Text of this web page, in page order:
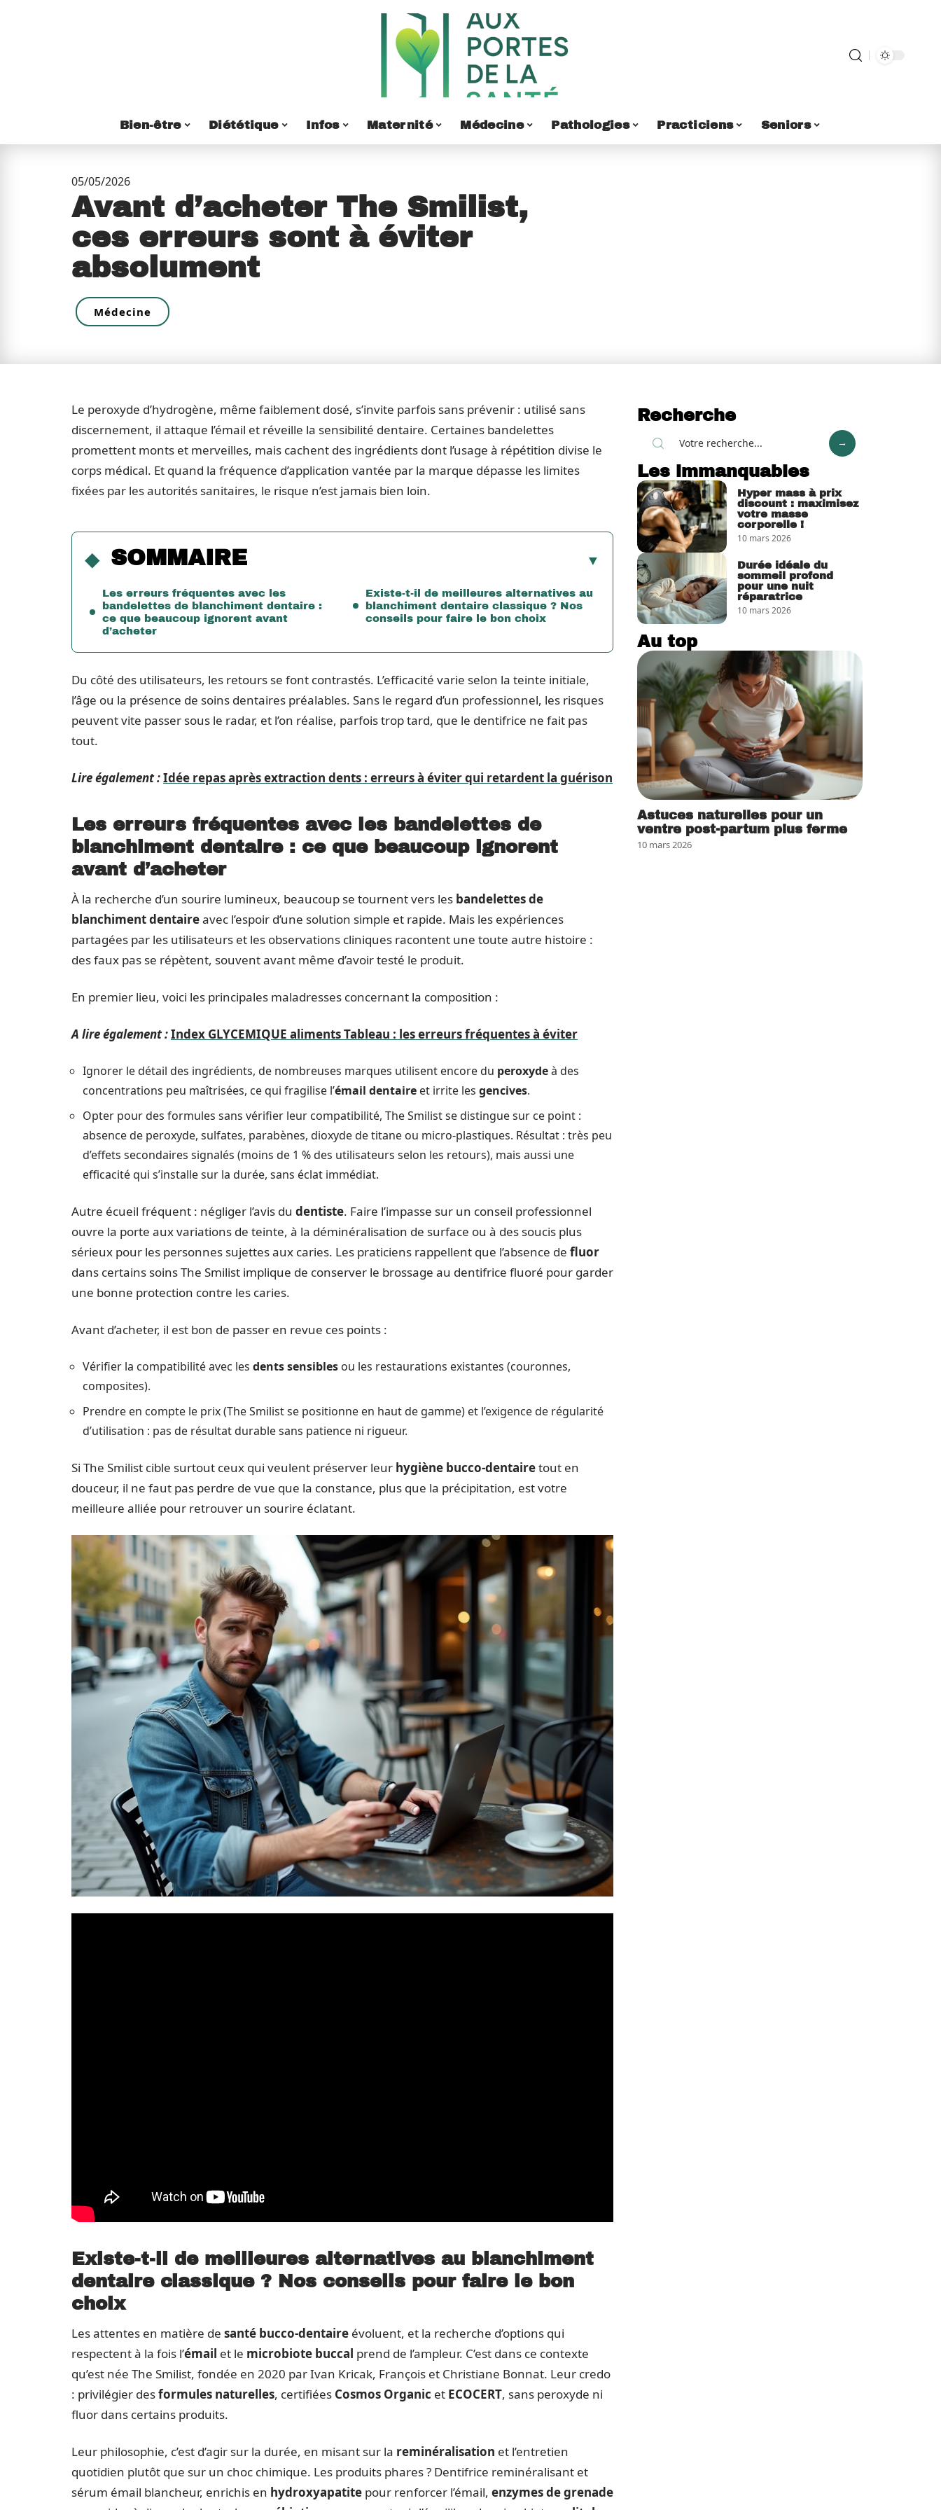
Bien-être Diététique Infos Maternité Médecine Pathologies Practiciens Seniors
05/05/2026
Avant d’acheter The Smilist,
ces erreurs sont à éviter
absolument
Médecine
Le peroxyde d’hydrogène, même faiblement dosé, s’invite parfois sans prévenir : utilisé sans
discernement, il attaque l’émail et réveille la sensibilité dentaire. Certaines bandelettes
promettent monts et merveilles, mais cachent des ingrédients dont l’usage à répétition divise le
corps médical. Et quand la fréquence d’application vantée par la marque dépasse les limites
fixées par les autorités sanitaires, le risque n’est jamais bien loin.
SOMMAIRE
Les erreurs fréquentes avec les
bandelettes de blanchiment dentaire :
ce que beaucoup ignorent avant
d’acheter
Existe-t-il de meilleures alternatives au
blanchiment dentaire classique ? Nos
conseils pour faire le bon choix
Du côté des utilisateurs, les retours se font contrastés. L’efficacité varie selon la teinte initiale,
l’âge ou la présence de soins dentaires préalables. Sans le regard d’un professionnel, les risques
peuvent vite passer sous le radar, et l’on réalise, parfois trop tard, que le dentifrice ne fait pas
tout.
Lire également :Idée repas après extraction dents : erreurs à éviter qui retardent la guérison
Les erreurs fréquentes avec les bandelettes de
blanchiment dentaire : ce que beaucoup ignorent
avant d’acheter
À la recherche d’un sourire lumineux, beaucoup se tournent vers les bandelettes de
blanchiment dentaireavec l’espoir d’une solution simple et rapide. Mais les expériences
partagées par les utilisateurs et les observations cliniques racontent une toute autre histoire :
des faux pas se répètent, souvent avant même d’avoir testé le produit.
En premier lieu, voici les principales maladresses concernant la composition :
A lire également :Index GLYCEMIQUE aliments Tableau : les erreurs fréquentes à éviter
Ignorer le détail des ingrédients, de nombreuses marques utilisent encore du peroxydeà des
concentrations peu maîtrisées, ce qui fragilise l’émail dentaire et irrite les gencives.
Opter pour des formules sans vérifier leur compatibilité, The Smilist se distingue sur ce point :
absence de peroxyde, sulfates, parabènes, dioxyde de titane ou micro-plastiques. Résultat : très peu
d’effets secondaires signalés (moins de 1 % des utilisateurs selon les retours), mais aussi une
efficacité qui s’installe sur la durée, sans éclat immédiat.
Autre écueil fréquent : négliger l’avis du dentiste. Faire l’impasse sur un conseil professionnel
ouvre la porte aux variations de teinte, à la déminéralisation de surface ou à des soucis plus
sérieux pour les personnes sujettes aux caries. Les praticiens rappellent que l’absence de fluor
dans certains soins The Smilist implique de conserver le brossage au dentifrice fluoré pour garder
une bonne protection contre les caries.
Avant d’acheter, il est bon de passer en revue ces points :
Vérifier la compatibilité avec les dents sensibles ou les restaurations existantes (couronnes,
composites).
Prendre en compte le prix (The Smilist se positionne en haut de gamme) et l’exigence de régularité
d’utilisation : pas de résultat durable sans patience ni rigueur.
Si The Smilist cible surtout ceux qui veulent préserver leur hygiène bucco-dentairetout en
douceur, il ne faut pas perdre de vue que la constance, plus que la précipitation, est votre
meilleure alliée pour retrouver un sourire éclatant.
Existe-t-il de meilleures alternatives au blanchiment
dentaire classique ? Nos conseils pour faire le bon
choix
Les attentes en matière de santé bucco-dentaire évoluent, et la recherche d’options qui
respectent à la fois l’émail et le microbiote buccal prend de l’ampleur. C’est dans ce contexte
qu’est née The Smilist, fondée en 2020 par Ivan Kricak, François et Christiane Bonnat. Leur credo
: privilégier desformules naturelles, certifiées Cosmos Organic et ECOCERT, sans peroxyde ni
fluor dans certains produits.
Leur philosophie, c’est d’agir sur la durée, en misant sur la reminéralisation et l’entretien
quotidien plutôt que sur un choc chimique. Les produits phares ? Dentifrice reminéralisant et
sérum émail blancheur, enrichis en hydroxyapatite pour renforcer l’émail, enzymes de grenade
Recherche
Les immanquables
Hyper mass à prix
discount : maximisez
votre masse
corporelle !
10 mars 2026
Durée idéale du
sommeil profond
pour une nuit
réparatrice
10 mars 2026
Au top
Astuces naturelles pour un
ventre post-partum plus ferme
10 mars 2026